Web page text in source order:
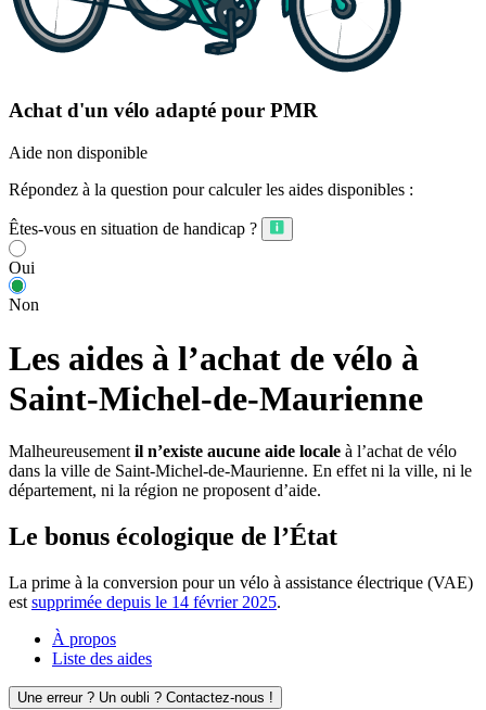
Achat d'un vélo adapté pour PMR
Aide non disponible
Répondez à la question pour calculer les aides disponibles :
Êtes-vous en situation de handicap ?
Oui
Non
Les aides à l’achat de vélo à
Saint-Michel-de-Maurienne
Malheureusement il n’existe aucune aide locale à l’achat de vélo
dans la ville de Saint-Michel-de-Maurienne. En effet ni la ville, ni le
département, ni la région ne proposent d’aide.
Le bonus écologique de l’État
La prime à la conversion pour un vélo à assistance électrique (VAE)
est supprimée depuis le 14 février 2025.
À propos
Liste des aides
Une erreur ? Un oubli ? Contactez-nous !